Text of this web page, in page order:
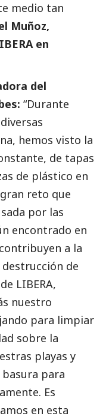
medio tan
Muñoz,
en
del
: “Durante
hemos visto la
de tapas
de plástico en
reto que
por las
encontrado en
a la
de
LIBERA,
nuestro
para limpiar
sobre la
playas y
para
Es
en esta